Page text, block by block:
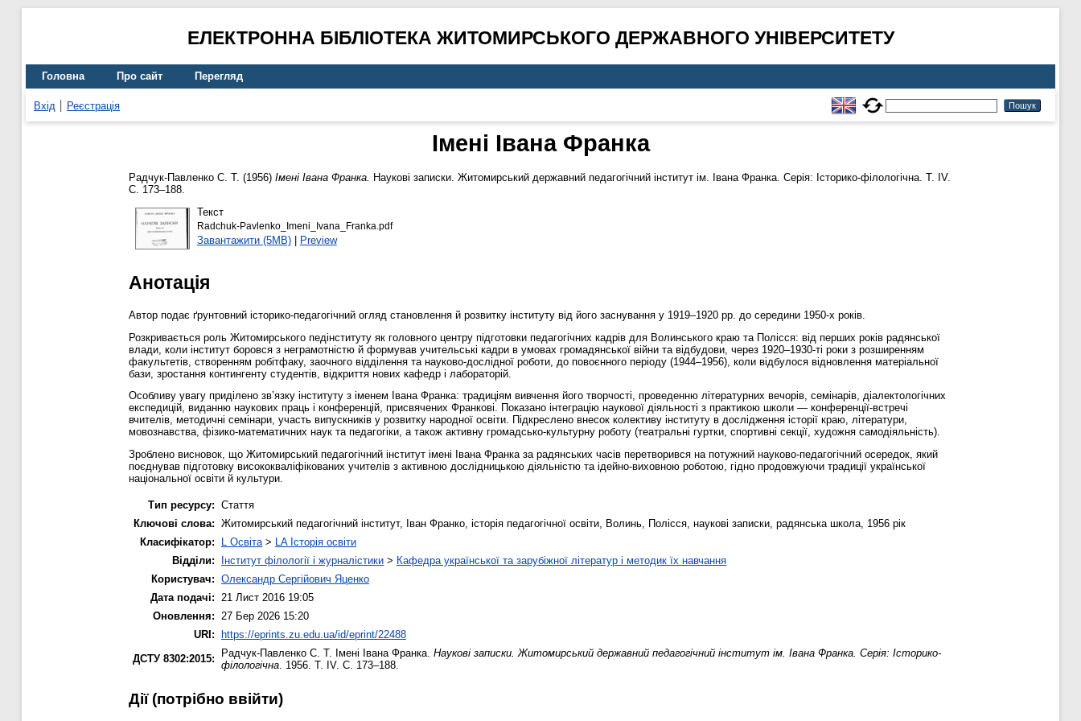
ЕЛЕКТРОННА БІБЛІОТЕКА ЖИТОМИРСЬКОГО ДЕРЖАВНОГО УНІВЕРСИТЕТУ
Головна Про сайт Перегляд
Вхід Реєстрація
Імені Івана Франка
Радчук-Павленко С. Т. (1956) Імені Івана Франка. Наукові записки. Житомирський державний педагогічний інститут ім. Івана Франка. Серія: Історико-філологічна. Т. IV.
С. 173–188.
Текст
Radchuk-Pavlenko_Imeni_Ivana_Franka.pdf
Завантажити (5MB)| Preview
Анотація
Автор подає ґрунтовний історико-педагогічний огляд становлення й розвитку інституту від його заснування у 1919–1920 рр. до середини 1950-х років.
Розкривається роль Житомирського педінституту як головного центру підготовки педагогічних кадрів для Волинського краю та Полісся: від перших років радянської
влади, коли інститут боровся з неграмотністю й формував учительські кадри в умовах громадянської війни та відбудови, через 1920–1930-ті роки з розширенням
факультетів, створенням робітфаку, заочного відділення та науково-дослідної роботи, до повоєнного періоду (1944–1956), коли відбулося відновлення матеріальної
бази, зростання контингенту студентів, відкриття нових кафедр і лабораторій.
Особливу увагу приділено зв’язку інституту з іменем Івана Франка: традиціям вивчення його творчості, проведенню літературних вечорів, семінарів, діалектологічних
експедицій, виданню наукових праць і конференцій, присвячених Франкові. Показано інтеграцію наукової діяльності з практикою школи — конференції-встречі
вчителів, методичні семінари, участь випускників у розвитку народної освіти. Підкреслено внесок колективу інституту в дослідження історії краю, літератури,
мовознавства, фізико-математичних наук та педагогіки, а також активну громадсько-культурну роботу (театральні гуртки, спортивні секції, художня самодіяльність).
Зроблено висновок, що Житомирський педагогічний інститут імені Івана Франка за радянських часів перетворився на потужний науково-педагогічний осередок, який
поєднував підготовку висококваліфікованих учителів з активною дослідницькою діяльністю та ідейно-виховною роботою, гідно продовжуючи традиції української
національної освіти й культури.
Тип ресурсу: Стаття
Ключові слова: Житомирський педагогічний інститут, Іван Франко, історія педагогічної освіти, Волинь, Полісся, наукові записки, радянська школа, 1956 рік
Класифікатор:
L Освіта> LA Історія освіти
Відділи:
Інститут філології і журналістики > Кафедра української та зарубіжної літератур і методик їх навчання
Користувач: Олександр Сергійович Яценко
Дата подачі: 21 Лист 2016 19:05
Оновлення: 27 Бер 2026 15:20
URI:
https://eprints.zu.edu.ua/id/eprint/22488
ДСТУ 8302:2015:
Радчук-Павленко С. Т. Імені Івана Франка. Наукові записки. Житомирський державний педагогічний інститут ім. Івана Франка. Серія: Історико-
філологічна. 1956. Т. IV. С. 173–188.
Дії ​​(потрібно ввійти)